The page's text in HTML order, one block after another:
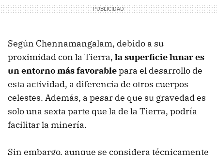
Según Chennamangalam, debido a su
proximidad con la Tierra, la superficie lunar es
un entorno más favorablepara el desarrollo de
esta actividad, a diferencia de otros cuerpos
celestes. Además, a pesar de que su gravedad es
solo una sexta parte que la de la Tierra, podría
facilitar la minería.
Sin embargo, aunque se considera técnicamente